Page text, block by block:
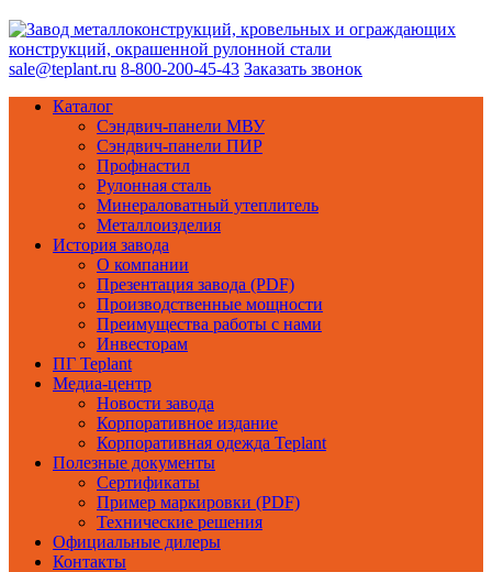
sale@teplant.ru 8-800-200-45-43 Заказать звонок
Каталог
Сэндвич-панели МВУ
Сэндвич-панели ПИР
Профнастил
Рулонная сталь
Минераловатный утеплитель
Металлоизделия
История завода
О компании
Презентация завода (PDF)
Производственные мощности
Преимущества работы с нами
Инвесторам
ПГ Teplant
Медиа-центр
Новости завода
Корпоративное издание
Корпоративная одежда Teplant
Полезные документы
Сертификаты
Пример маркировки (PDF)
Технические решения
Официальные дилеры
Контакты